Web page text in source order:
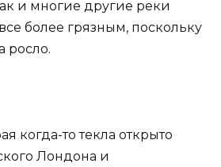
и многие другие реки
более грязным, поскольку
росло.
когда-то текла открыто
Лондона и